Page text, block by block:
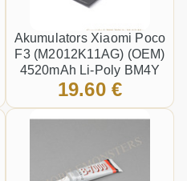
Akumulators Xiaomi Poco
F3 (M2012K11AG) (OEM)
4520mAh Li-Poly BM4Y
19.60 €